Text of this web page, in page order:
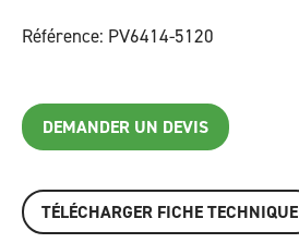
Référence: PV6414-5120
DEMANDER UN DEVIS
TÉLÉCHARGER FICHE TECHNIQUE